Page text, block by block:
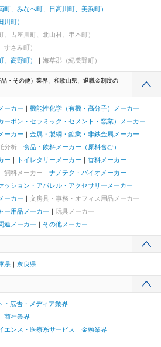
、みなべ町、日高川町、美浜町）
町）
古座川町、北山村、串本町）
さみ町）
高野町）
海草郡（紀美野町）
・その他）業界、和歌山県、退職金制度の
ーカー
機能性化学（有機・高分子）メーカー
ーボン・セラミック・セメント・窯業）メーカー
ーカー
金属・製綱・鉱業・非鉄金属メーカー
分析
食品・飲料メーカー（原料含む）
ー トイレタリーメーカー
香料メーカー
飼料メーカー
ナノテク・バイオメーカー
ッション・アパレル・アクセサリーメーカー
ーカー
文房具・事務・オフィス用品メーカー
ー用品メーカー
玩具メーカー
連メーカー その他メーカー
県 奈良県
・広告・メディア業界
商社業界
エンス・医療系サービス
金融業界